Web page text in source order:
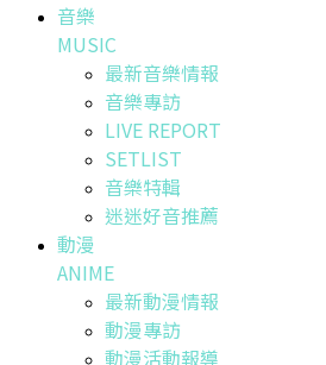
音樂
MUSIC
最新音樂情報
音樂專訪
LIVE REPORT
SETLIST
音樂特輯
迷迷好音推薦
動漫
ANIME
最新動漫情報
動漫專訪
動漫活動報導